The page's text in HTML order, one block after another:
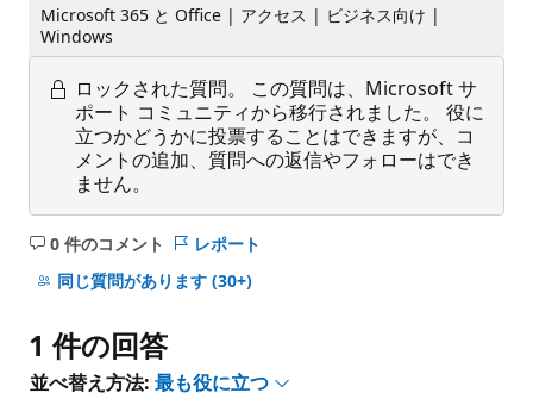
Microsoft 365 と Office | アクセス | ビジネス向け |
Windows
ロックされた質問。
この質問は、Microsoft サ
ポート コミュニティから移行されました。 役に
立つかどうかに投票することはできますが、コ
メントの追加、質問への返信やフォローはでき
ません。
0 件のコメント
コ
メ
は
あ
レポート
同じ質問があります (30+)
1 件の回答
並べ替え方法: 最も役に立つ